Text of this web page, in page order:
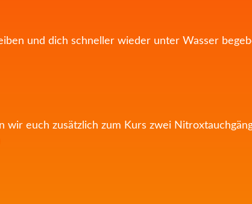
und dich schneller wieder unter Wasser
euch zusätzlich zum Kurs zwei